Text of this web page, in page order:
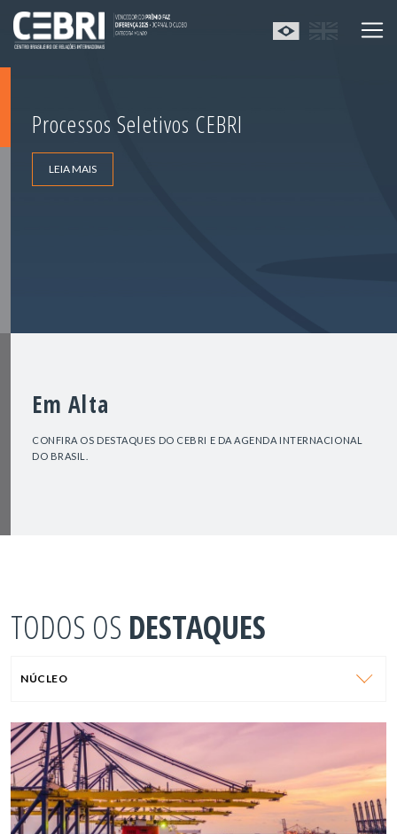
Processos Seletivos CEBRI
LEIA MAIS
Em Alta
CONFIRA OS DESTAQUES DO CEBRI E DA AGENDA INTERNACIONAL
DO BRASIL.
TODOS OS DESTAQUES
NÚCLEO